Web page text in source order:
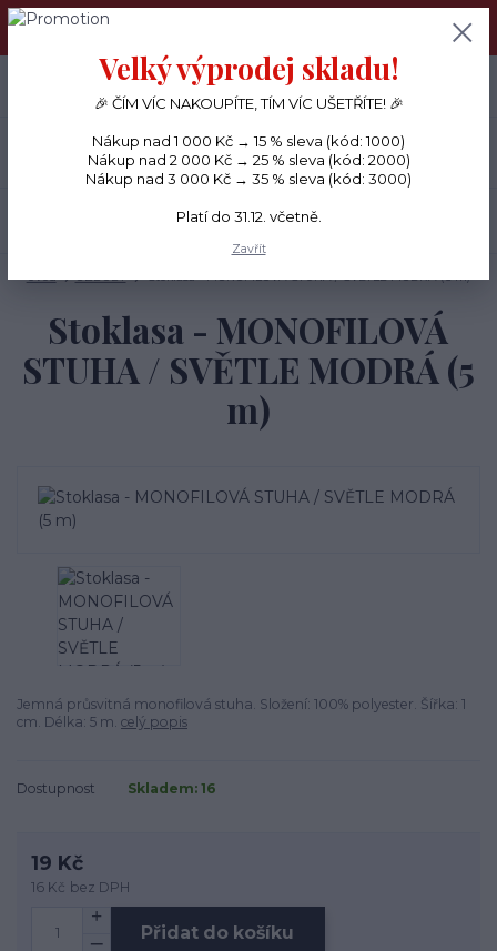
PŘÁNÍČKA a PAPÍROVÉ DÁRKY odesílám každý den, KREATIVNÍ
Menu
CZK
+420 734 380 930
(Po-Ne, 8-20 hod.)
Stoklasa - MONOFILOVÁ
STUHA / SVĚTLE MODRÁ (5
m)
Jemná průsvitná monofilová stuha. Složení: 100% polyester. Šířka: 1
cm. Délka: 5 m. celý popis
Dostupnost Skladem: 16
19 Kč
16 Kč bez DPH
Přidat do košíku
Velký výprodej skladu!
🎉 ČÍM VÍC NAKOUPÍTE, TÍM VÍC UŠETŘÍTE! 🎉
Nákup nad 1 000 Kč → 15 % sleva (kód: 1000)
Nákup nad 2 000 Kč → 25 % sleva (kód: 2000)
Nákup nad 3 000 Kč → 35 % sleva (kód: 3000)
Platí do 31.12. včetně.
Zavřít